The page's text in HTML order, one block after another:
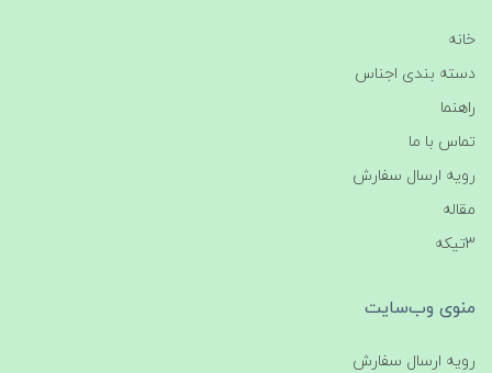
خانه
دسته بندی اجناس
راهنما
تماس با ما
رویه ارسال سفارش
مقاله
3تیکه
منوی وب‌سایت
رویه ارسال سفارش